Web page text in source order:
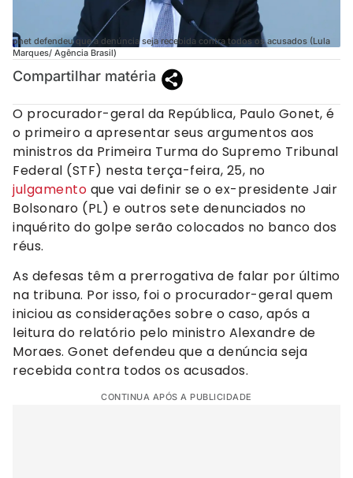
onet defendeu que a denúncia seja recebida contra todos os acusados (Lula
Marques/ Agência Brasil)
Compartilhar matéria
O procurador-geral da República, Paulo Gonet, é
o primeiro a apresentar seus argumentos aos
ministros da Primeira Turma do Supremo Tribunal
Federal (STF) nesta terça-feira, 25, no
julgamento que vai definir se o ex-presidente Jair
Bolsonaro (PL) e outros sete denunciados no
inquérito do golpe serão colocados no banco dos
réus.
As defesas têm a prerrogativa de falar por último
na tribuna. Por isso, foi o procurador-geral quem
iniciou as considerações sobre o caso, após a
leitura do relatório pelo ministro Alexandre de
Moraes. Gonet defendeu que a denúncia seja
recebida contra todos os acusados.
CONTINUA APÓS A PUBLICIDADE